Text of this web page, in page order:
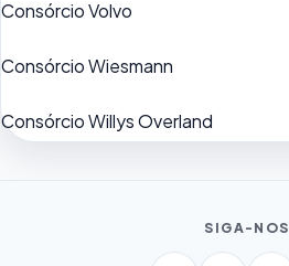
Consórcio Volvo
Consórcio Wiesmann
Consórcio Willys Overland
SIGA-NOS